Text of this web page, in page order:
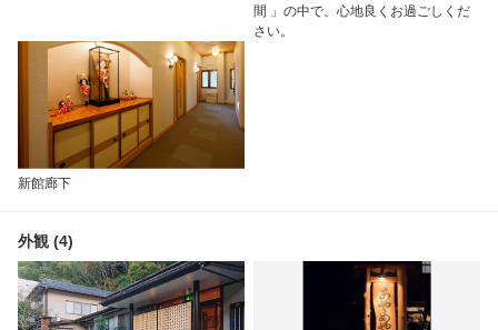
間 」の中で、心地良くお過ごしくだ
さい。
新館廊下
外観 (4)